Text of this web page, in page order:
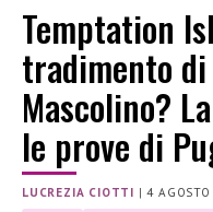
Temptation
tradimento
Mascolino?
le prove di
LUCREZIA CIOTTI |4